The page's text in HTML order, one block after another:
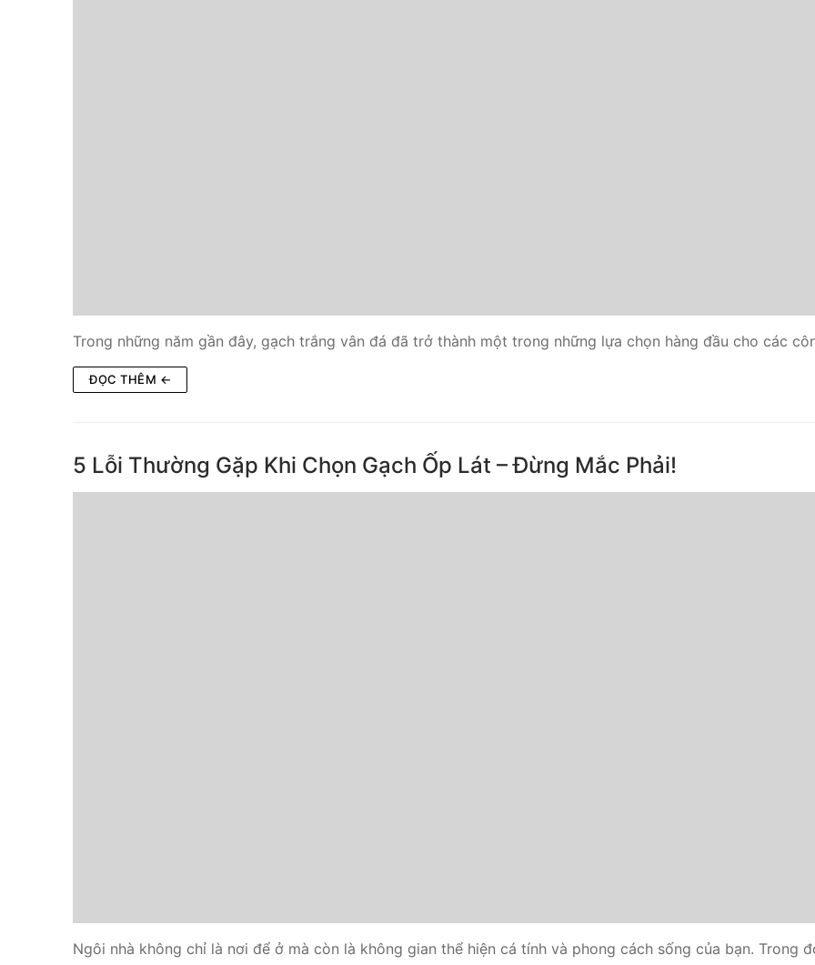
Trong những năm gần đây, gạch trắng vân đá đã trở thành một trong những lựa chọn hàng đầu cho các
ĐỌC THÊM ←
5 Lỗi Thường Gặp Khi Chọn Gạch Ốp Lát – Đừng Mắc Phải!
Ngôi nhà không chỉ là nơi để ở mà còn là không gian thể hiện cá tính và phong cách sống của bạn. Trong